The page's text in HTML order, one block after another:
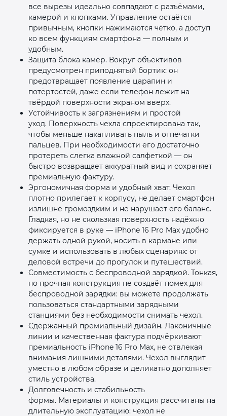
все вырезы идеально совпадают с разъёмами,
камерой и кнопками. Управление остаётся
привычным, кнопки нажимаются чётко, а доступ
ко всем функциям смартфона — полным и
удобным.
Защита блока камер. Вокруг объективов
предусмотрен приподнятый бортик: он
предотвращает появление царапин и
потёртостей, даже если телефон лежит на
твёрдой поверхности экраном вверх.
Устойчивость к загрязнениям и простой
уход. Поверхность чехла спроектирована так,
чтобы меньше накапливать пыль и отпечатки
пальцев. При необходимости его достаточно
протереть слегка влажной салфеткой — он
быстро возвращает аккуратный вид и сохраняет
премиальную фактуру.
Эргономичная форма и удобный хват. Чехол
плотно прилегает к корпусу, не делает смартфон
излишне громоздким и не нарушает его баланс.
Гладкая, но не скользкая поверхность надёжно
фиксируется в руке — iPhone 16 Pro Max удобно
держать одной рукой, носить в кармане или
сумке и использовать в любых сценариях: от
деловой встречи до прогулок и путешествий.
Совместимость с беспроводной зарядкой. Тонкая,
но прочная конструкция не создаёт помех для
беспроводной зарядки: вы можете продолжать
пользоваться стандартными зарядными
станциями без необходимости снимать чехол.
Сдержанный премиальный дизайн. Лаконичные
линии и качественная фактура подчёркивают
премиальность iPhone 16 Pro Max, не отвлекая
внимания лишними деталями. Чехол выглядит
уместно в любом образе и деликатно дополняет
стиль устройства.
Долговечность и стабильность
формы. Материалы и конструкция рассчитаны на
длительную эксплуатацию: чехол не